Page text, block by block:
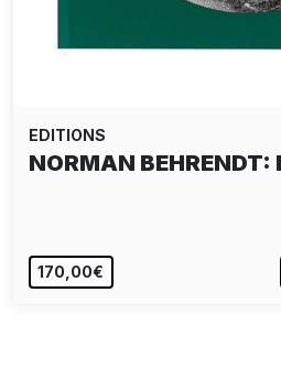
EDITIONS
NORMAN BEHRENDT:
170,00€